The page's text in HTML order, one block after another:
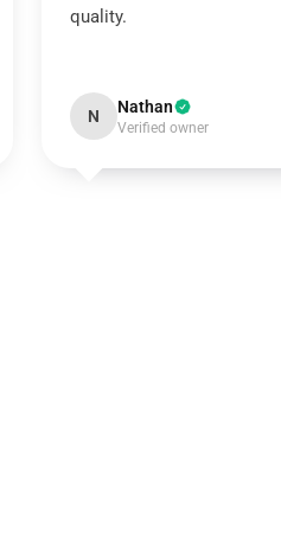
quality.
N Nathan
Verified owner